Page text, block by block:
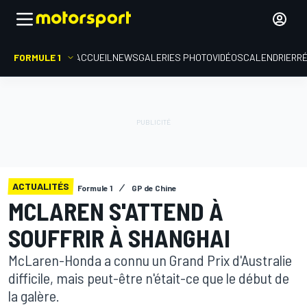
FORMULE 1 ACCUEIL NEWSGALERIES PHOTOVIDÉOSCALENDRIER
ACTUALITÉS Formule 1 GP de Chine
MCLAREN S'ATTEND À
SOUFFRIR À SHANGHAI
McLaren-Honda a connu un Grand Prix d'Australie
difficile, mais peut-être n'était-ce que le début de
la galère.